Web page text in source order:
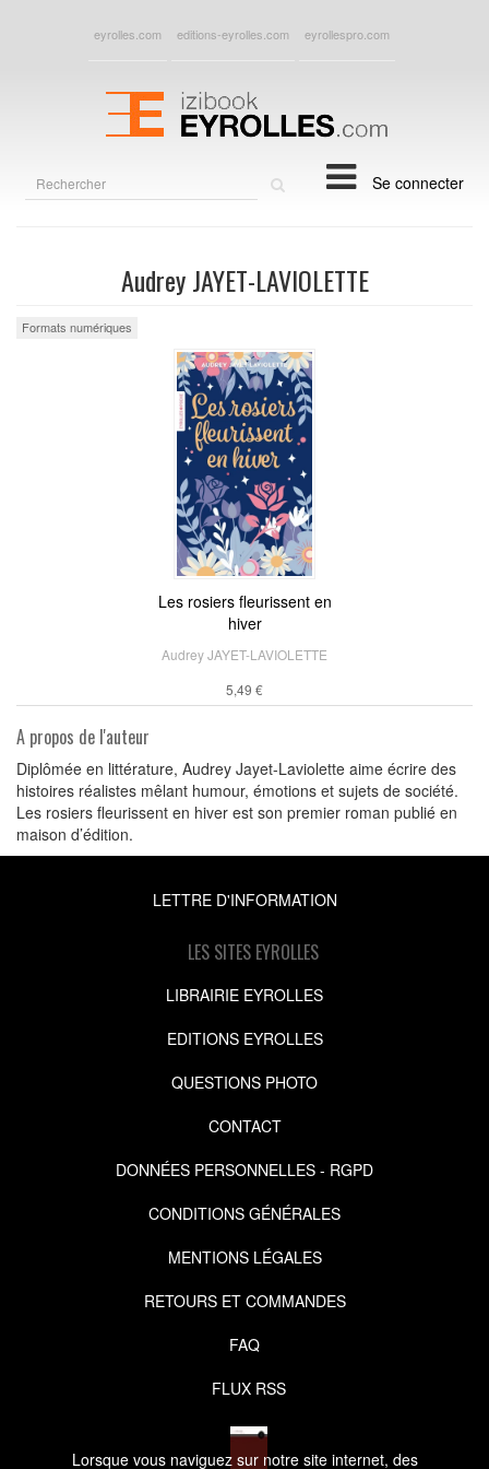
Lorsque vous naviguez sur notre site internet, des
eyrolles.com editions-eyrolles.com eyrollespro.com
Se connecter
Audrey JAYET-LAVIOLETTE
Formats numériques
Les rosiers fleurissent en
hiver
Audrey JAYET-LAVIOLETTE
5,49 €
A propos de l'auteur
Diplômée en littérature, Audrey Jayet-Laviolette aime écrire des
histoires réalistes mêlant humour, émotions et sujets de société.
Les rosiers fleurissent en hiver est son premier roman publié en
maison d’édition.
LETTRE D'INFORMATION
LES SITES EYROLLES
LIBRAIRIE EYROLLES
EDITIONS EYROLLES
QUESTIONS PHOTO
CONTACT
DONNÉES PERSONNELLES - RGPD
CONDITIONS GÉNÉRALES
MENTIONS LÉGALES
RETOURS ET COMMANDES
FAQ
FLUX RSS